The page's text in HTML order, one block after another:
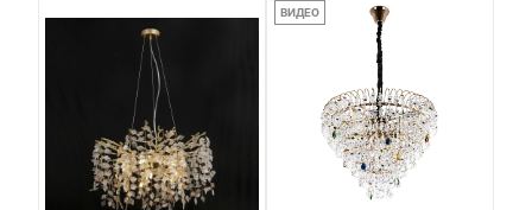
латунь,
прозрачный
ВИДЕО